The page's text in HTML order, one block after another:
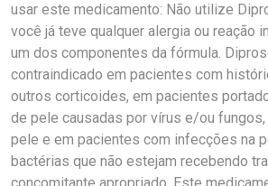
usar este medicamento: Não utilize
você já teve qualquer alergia ou reação
um dos componentes da fórmula.
contraindicado em pacientes com
outros corticoides, em pacientes
de pele causadas por vírus e/ou
pele e em pacientes com infecções na
bactérias que não estejam recebendo